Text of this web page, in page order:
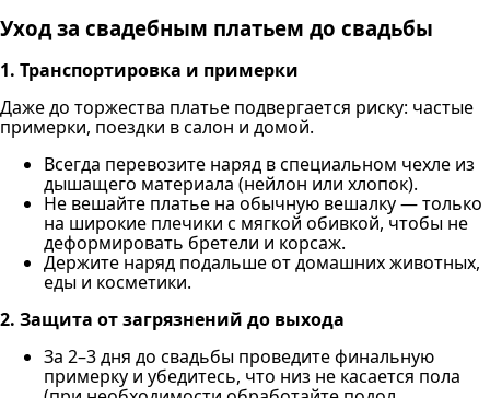
Уход за свадебным платьем до свадьбы
1. Транспортировка и примерки
Даже до торжества платье подвергается риску: частые
примерки, поездки в салон и домой.
Всегда перевозите наряд в специальном чехле из
дышащего материала (нейлон или хлопок).
Не вешайте платье на обычную вешалку — только
на широкие плечики с мягкой обивкой, чтобы не
деформировать бретели и корсаж.
Держите наряд подальше от домашних животных,
еды и косметики.
2. Защита от загрязнений до выхода
За 2–3 дня до свадьбы проведите финальную
примерку и убедитесь, что низ не касается пола